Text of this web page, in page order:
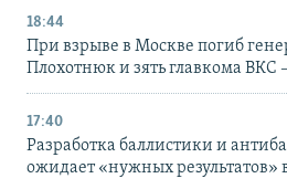
18:44
При взрыве в Москве погиб
Плохотнюк и зять главкома ВКС
17:40
Разработка баллистики и
ожидает «нужных результатов»